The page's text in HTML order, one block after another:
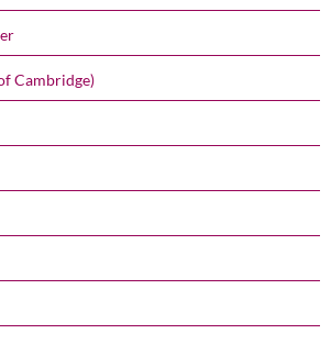
Cambridge)